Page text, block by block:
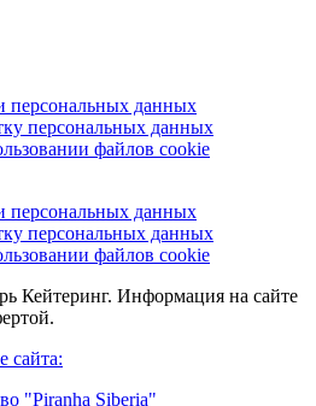
персональных данных
персональных данных
файлов cookie
персональных данных
персональных данных
файлов cookie
Кейтеринг. Информация на сайте
сайта: